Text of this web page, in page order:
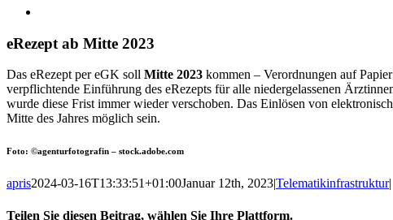
eRezept ab Mitte 2023
Das eRezept per eGK soll Mitte 2023 kommen – Verordnungen auf
verpflichtende Einführung des eRezepts für alle niedergelassenen
wurde diese Frist immer wieder verschoben. Das Einlösen von
Mitte des Jahres möglich sein.
Foto: ©agenturfotografin – stock.adobe.com
apris2024-03-16T13:33:51+01:00Januar 12th, 2023|Telematikinfrastruktur|
Teilen Sie diesen Beitrag, wählen Sie Ihre Plattform.